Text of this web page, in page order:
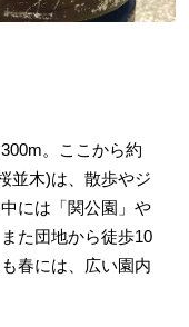
。ここから約
並木)は、散歩やジ
には「関公園」や
た団地から徒歩10
春には、広い園内